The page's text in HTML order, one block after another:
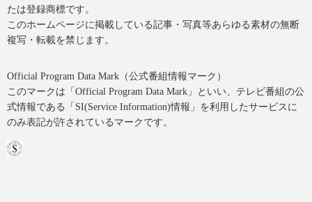
たは登録商標です。
このホームページに掲載している記事・写真等あらゆる素材の無断
複写・転載を禁じます。
Official Program Data Mark（公式番組情報マーク）
このマークは「Official Program Data Mark」といい、テレビ番組の公
式情報である「SI(Service Information)情報」を利用したサービスに
のみ表記が許されているマークです。